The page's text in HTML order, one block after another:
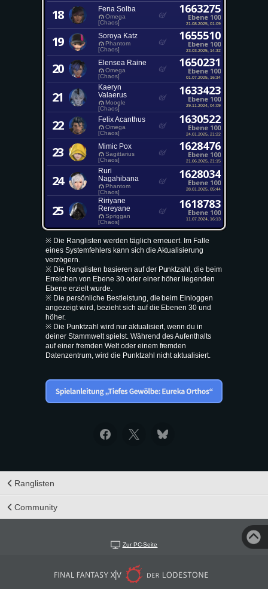
18 Fena Solba
Omega
[Chaos]
1663275
Ebene 100
21.08.2025, 01:09
19 Soroya Katz
Phantom
[Chaos]
1655510
Ebene 100
23.03.2025, 14:32
20 Elensea Raine
Omega
[Chaos]
1650231
Ebene 100
01.07.2025, 16:34
21
Kaeryn
Valaerus
Moogle
[Chaos]
1633423
Ebene 100
29.11.2024, 04:09
22 Felix Acanthus
Omega
[Chaos]
1630522
Ebene 100
24.01.2025, 21:22
23 Mimic Pox
Sagittarius
[Chaos]
1628476
Ebene 100
21.06.2025, 21:15
24
Ruri
Nagahibana
Phantom
[Chaos]
1628034
Ebene 100
28.01.2025, 05:44
25
Ririyane
Rereyane
Spriggan
[Chaos]
1618783
Ebene 100
11.07.2024, 16:13
※ Die Ranglisten werden täglich erneuert. Im Falle
eines Systemfehlers kann sich die Aktualisierung
verzögern.
※ Die Ranglisten basieren auf der Punktzahl, die beim
Erreichen von Ebene 30 oder einer höher liegenden
Ebene erzielt wurde.
※ Die persönliche Bestleistung, die beim Einloggen
angezeigt wird, bezieht sich auf die Ebenen 30 und
höher.
※ Die Punktzahl wird nur aktualisiert, wenn du in
deiner Stammwelt spielst. Während des Aufenthalts
auf einer fremden Welt oder einem fremden
Datenzentrum, wird die Punktzahl nicht aktualisiert.
Ranglisten
Community
Zur PC-Seite